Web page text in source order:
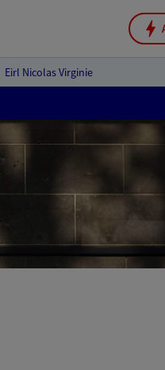
Eirl Nicolas Virginie